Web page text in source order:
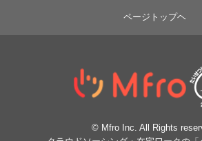
ページトップヘ
© Mfro Inc. All Rights